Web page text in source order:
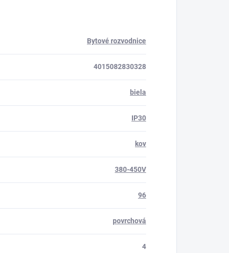
Bytové rozvodnice
4015082830328
biela
IP30
kov
380-450V
96
povrchová
4